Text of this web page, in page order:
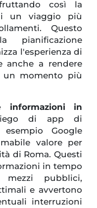
così la
un viaggio più
Questo
pianificazione
l'esperienza di
anche a rendere
un momento più
informazioni in
di app di
Google
valore per
di Roma. Questi
in tempo
pubblici,
e avvertono
interruzioni